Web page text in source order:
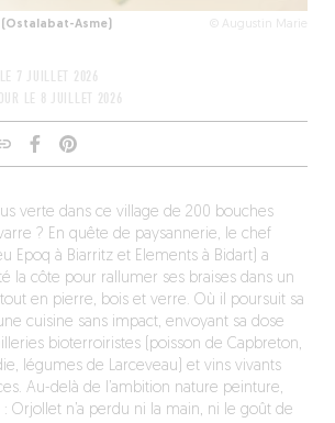
Asme) © Augustin Marie
7 JUILLET 2026
LE 8 JUILLET 2026
verte dans ce village de 200 bouches
? En quête de paysannerie, le chef
Epoq à Biarritz et Elements à Bidart) a
la côte pour rallumer ses braises dans un
en pierre, bois et verre. Où il poursuit sa
cuisine sans impact, envoyant sa dose
bioterroiristes (poisson de Capbreton,
légumes de Larceveau) et vins vivants
Au-delà de l’ambition nature peinture,
Orjollet n’a perdu ni la main, ni le goût de